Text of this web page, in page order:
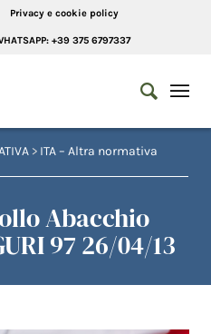
Privacy e cookie policy
+39 375 6797337
> ITA – Altra normativa
Abacchio
97 26/04/13